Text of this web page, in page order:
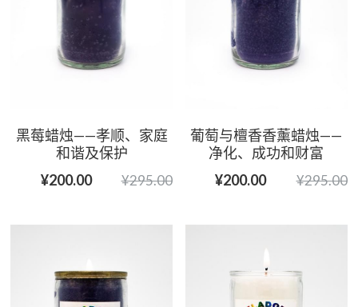
黑莓蜡烛——孝顺、家庭
和谐及保护
¥200.00
¥295.00
葡萄与檀香香薰蜡烛——
净化、成功和财富
¥200.00
¥295.00